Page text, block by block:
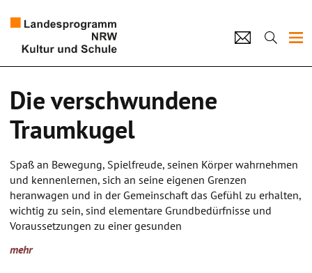
Künstlerpool
Kultur und Schule
home Impressum Datenschutz Kontakt
Die verschwundene
Traumkugel
Spaß an Bewegung, Spielfreude, seinen Körper wahrnehmen
und kennenlernen, sich an seine eigenen Grenzen
heranwagen und in der Gemeinschaft das Gefühl zu erhalten,
wichtig zu sein, sind elementare Grundbedürfnisse und
Voraussetzungen zu einer gesunden
Das Zirkusprojekt bietet Kindern einen Rahmen, indem sie
mehr